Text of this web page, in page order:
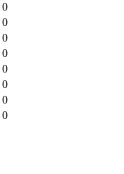
0
0
0
0
0
0
0
0